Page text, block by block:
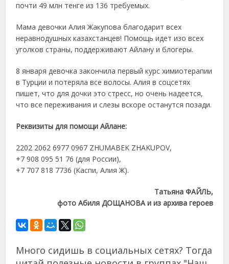
почти 49 млн тенге из 136 требуемых.
Мама девочки Алия Жакупова благодарит всех
неравнодушных казахстанцев! Помощь идет изо всех
уголков страны, поддерживают Айлану и блогеры.
8 января девочка закончила первый курс химиотерапии
в Турции и потеряла все волосы. Алия в соцсетях
пишет, что для дочки это стресс, но очень надеется,
что все переживания и слезы вскоре останутся позади.
Реквизиты для помощи Айлане:
2202 2062 6977 0967 ZHUMABEK ZHAKUPOV,
+7 908 095 51 76 (для России),
+7 707 818 7736 (Каспи, Алия Ж).
Татьяна ФАЙЛЬ,
фото Абиля ДОЩАНОВА и из архива героев
Много сидишь в социальных сетях? Тогда